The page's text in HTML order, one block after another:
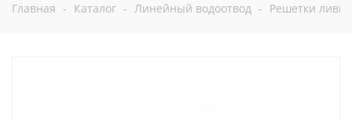
Главная - Каталог - Линейный водоотвод - Решетки